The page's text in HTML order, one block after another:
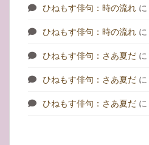
ひねもす俳句：時の流れ に
ひねもす俳句：時の流れ に
ひねもす俳句：さあ夏だ に
ひねもす俳句：さあ夏だ に
ひねもす俳句：さあ夏だ に